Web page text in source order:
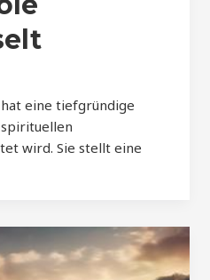
eine tiefgründige
wird. Sie stellt eine